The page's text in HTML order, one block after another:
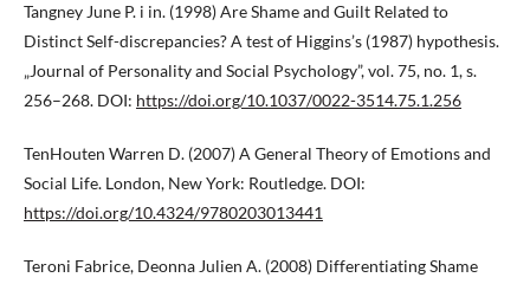
Tangney June P. i in. (1998) Are Shame and Guilt Related to
Distinct Self-discrepancies? A test of Higgins’s (1987) hypothesis.
„Journal of Personality and Social Psychology”, vol. 75, no. 1, s.
256–268. DOI: https://doi.org/10.1037/0022-3514.75.1.256
TenHouten Warren D. (2007) A General Theory of Emotions and
Social Life. London, New York: Routledge. DOI:
https://doi.org/10.4324/9780203013441
Teroni Fabrice, Deonna Julien A. (2008) Differentiating Shame